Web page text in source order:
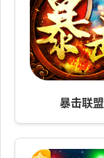
暴击联盟